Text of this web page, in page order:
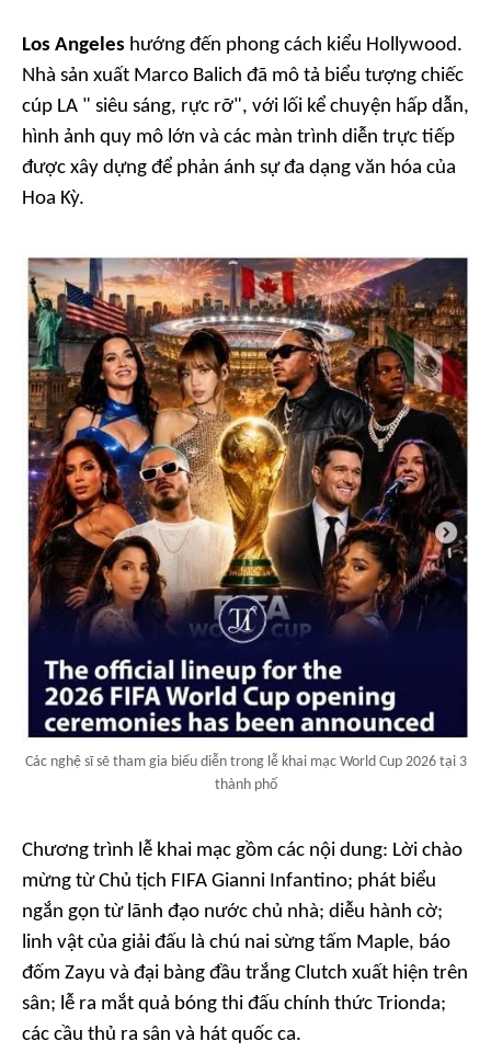
Los Angeles hướng đến phong cách kiểu Hollywood.
Nhà sản xuất Marco Balich đã mô tả biểu tượng chiếc
cúp LA " siêu sáng, rực rỡ", với lối kể chuyện hấp dẫn,
hình ảnh quy mô lớn và các màn trình diễn trực tiếp
được xây dựng để phản ánh sự đa dạng văn hóa của
Hoa Kỳ.
Các nghệ sĩ sẽ tham gia biểu diễn trong lễ khai mạc World Cup 2026 tại 3
thành phố
Chương trình lễ khai mạc gồm các nội dung: Lời chào
mừng từ Chủ tịch FIFA Gianni Infantino; phát biểu
ngắn gọn từ lãnh đạo nước chủ nhà; diễu hành cờ;
linh vật của giải đấu là chú nai sừng tấm Maple, báo
đốm Zayu và đại bàng đầu trắng Clutch xuất hiện trên
sân; lễ ra mắt quả bóng thi đấu chính thức Trionda;
các cầu thủ ra sân và hát quốc ca.